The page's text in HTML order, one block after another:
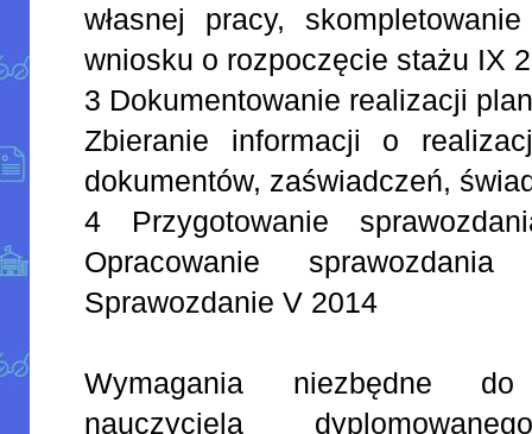
własnej pracy,
wniosku o rozpoczęcie stażu IX
3 Dokumentowanie realizacji
Zbieranie informacji o
dokumentów, zaświadczeń,
4 Przygotowanie
Opracowanie
Sprawozdanie V 2014
Wymagania niezbędne
nauczyciela